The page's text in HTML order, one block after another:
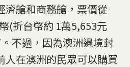
濟艙和商務艙，票價從
(折台幣約 1萬5,653元
不過，因為澳洲邊境封
人在澳洲的民眾可以購買